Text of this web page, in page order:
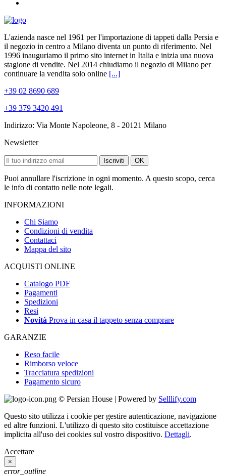
L'azienda nasce nel 1961 per l'importazione di tappeti dalla Persia e
il negozio in centro a Milano diventa un punto di riferimento. Nel
1996 inauguriamo il primo sito internet in Italia e inizia una nuova
stagione di vendite. Nel 2014 chiudiamo il negozio di Milano per
continuare la vendita solo online [...]
+39 02 8690 689
+39 379 3420 491
Indirizzo: Via Monte Napoleone, 8 - 20121 Milano
Newsletter
Iscriviti OK
Puoi annullare l'iscrizione in ogni momento. A questo scopo, cerca
le info di contatto nelle note legali.
INFORMAZIONI
Chi Siamo
Condizioni di vendita
Contattaci
Mappa del sito
ACQUISTI ONLINE
Catalogo PDF
Pagamenti
Spedizioni
Resi
Novità Prova in casa il tappeto senza comprare
GARANZIE
Reso facile
Rimborso veloce
Tracciatura spedizioni
Pagamento sicuro
© Persian House | Powered by Selllify.com
Questo sito utilizza i cookie per gestire autenticazione, navigazione
ed altre funzioni. L'utilizzo di questo sito costituisce accettazione
implicita all'uso dei cookies sul vostro dispositivo. Dettagli.
Accettare
×
error_outline